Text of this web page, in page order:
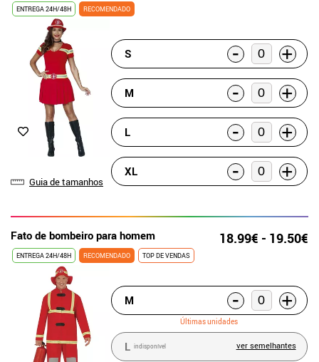
ENTREGA 24H/48H RECOMENDADO
Guia de tamanhos
S - +
M - +
L - +
XL - +
Fato de bombeiro para homem 18.99€ - 19.50€
ENTREGA 24H/48H RECOMENDADO TOP DE VENDAS
M - +
Últimas unidades
L indisponível ver semelhantes